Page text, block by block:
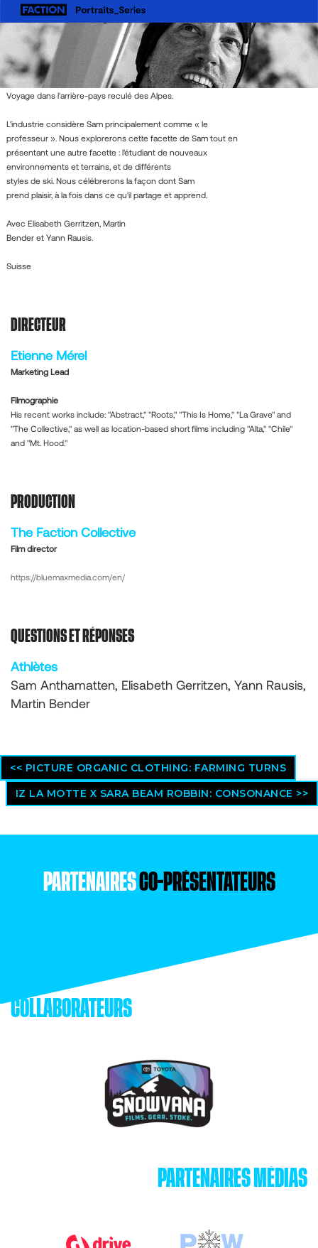
Voyage dans l'arrière-pays reculé des Alpes.
L'industrie considère Sam principalement comme « le
professeur ». Nous explorerons cette facette de Sam tout en
présentant une autre facette : l'étudiant de nouveaux
environnements et terrains, et de différents
styles de ski. Nous célébrerons la façon dont Sam
prend plaisir, à la fois dans ce qu'il partage et apprend.
Avec Elisabeth Gerritzen, Martin
Bender et Yann Rausis.
Suisse
DIRECTEUR
Etienne Mérel
Marketing Lead
Filmographie
His recent works include: "Abstract," "Roots," "This Is Home," "La Grave" and
"The Collective," as well as location-based short films including "Alta," "Chile"
and "Mt. Hood."
PRODUCTION
The Faction Collective
Film director
https://bluemaxmedia.com/en/
QUESTIONS ET RÉPONSES
Athlètes
Sam Anthamatten, Elisabeth Gerritzen, Yann Rausis,
Martin Bender
<< PICTURE ORGANIC CLOTHING: FARMING TURNS
IZ LA MOTTE X SARA BEAM ROBBIN: CONSONANCE >>
PARTENAIRESCO-PRÉSENTATEURS
COLLABORATEURS
PARTENAIRES MÉDIAS